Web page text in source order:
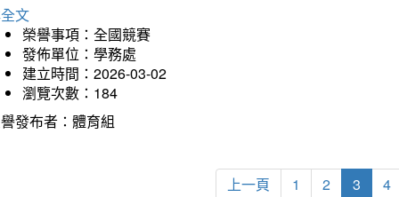
文
榮譽事項：全國競賽
發佈單位：學務處
建立時間：2026-03-02
瀏覽次數：184
發布者：體育組
上一頁 1 2 3 4